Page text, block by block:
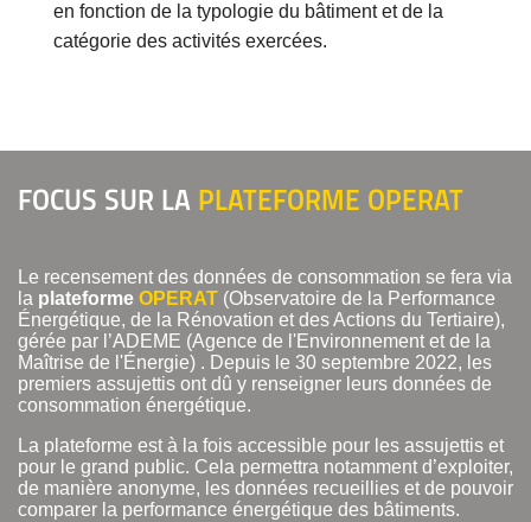
en fonction de la typologie du bâtiment et de la
catégorie des activités exercées.
FOCUS SUR LA PLATEFORME OPERAT
Le recensement des données de consommation se fera via
la plateforme OPERAT (Observatoire de la Performance
Énergétique, de la Rénovation et des Actions du Tertiaire),
gérée par l’ADEME (Agence de l'Environnement et de la
Maîtrise de l'Énergie) . Depuis le 30 septembre 2022, les
premiers assujettis ont dû y renseigner leurs données de
consommation énergétique.
La plateforme est à la fois accessible pour les assujettis et
pour le grand public. Cela permettra notamment d’exploiter,
de manière anonyme, les données recueillies et de pouvoir
comparer la performance énergétique des bâtiments.